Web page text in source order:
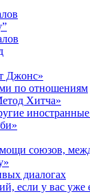
Джонс»
по отношениям
Хитча»
союзов,
диалогах
если у вас уже